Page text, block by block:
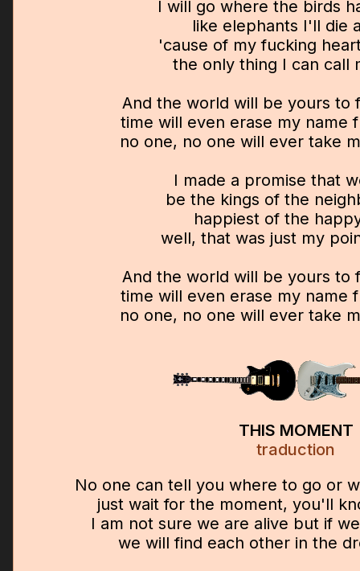
I will go where the birds
like elephants I'll die
'cause of my fucking
the only thing I can call
And the world will be yours to
time will even erase my name
no one, no one will ever take
I made a promise that
be the kings of the
happiest of the
well, that was just my
And the world will be yours to
time will even erase my name
no one, no one will ever take
THIS MOMENT
traduction
No one can tell you where to go or
just wait for the moment, you'll
I am not sure we are alive but if
we will find each other in the